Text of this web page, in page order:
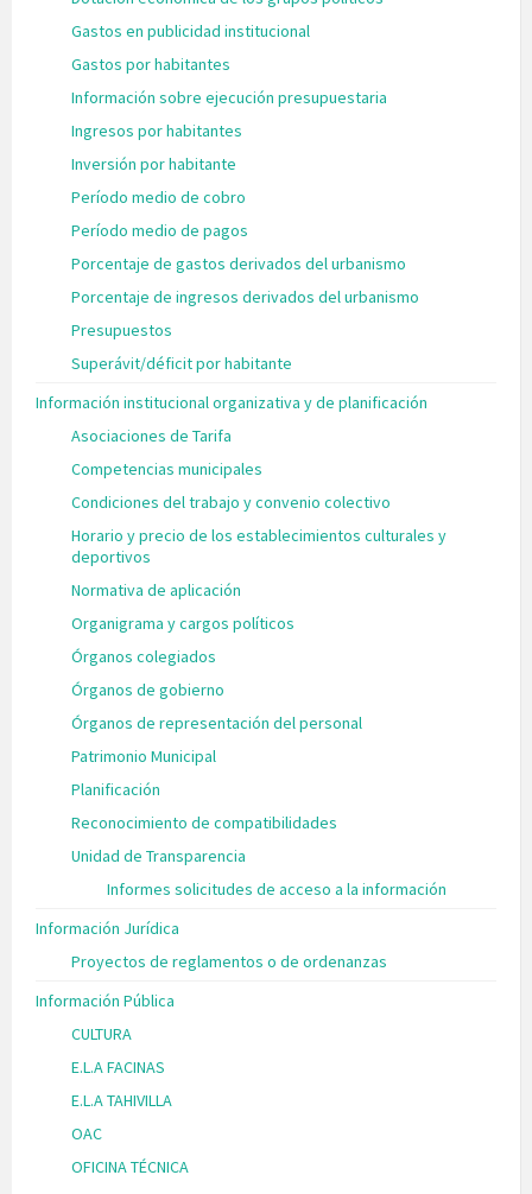
Gastos en publicidad institucional
Gastos por habitantes
Información sobre ejecución presupuestaria
Ingresos por habitantes
Inversión por habitante
Período medio de cobro
Período medio de pagos
Porcentaje de gastos derivados del urbanismo
Porcentaje de ingresos derivados del urbanismo
Presupuestos
Superávit/déficit por habitante
Información institucional organizativa y de planificación
Asociaciones de Tarifa
Competencias municipales
Condiciones del trabajo y convenio colectivo
Horario y precio de los establecimientos culturales y
deportivos
Normativa de aplicación
Organigrama y cargos políticos
Órganos colegiados
Órganos de gobierno
Órganos de representación del personal
Patrimonio Municipal
Planificación
Reconocimiento de compatibilidades
Unidad de Transparencia
Informes solicitudes de acceso a la información
Información Jurídica
Proyectos de reglamentos o de ordenanzas
Información Pública
CULTURA
E.L.A FACINAS
E.L.A TAHIVILLA
OAC
OFICINA TÉCNICA